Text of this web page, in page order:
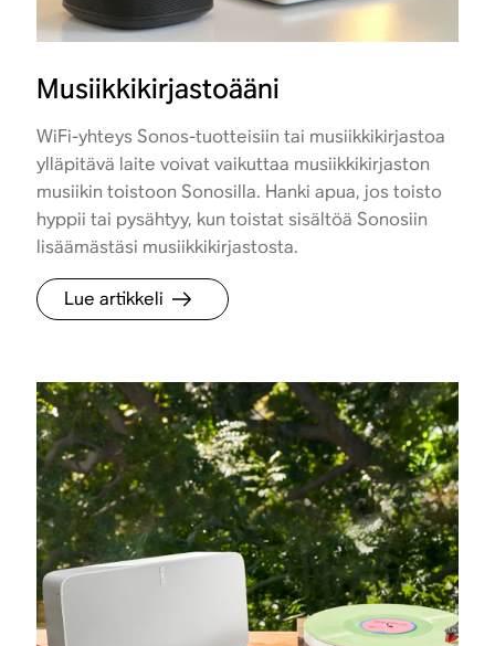
Musiikkikirjastoääni
WiFi-yhteys Sonos-tuotteisiin tai musiikkikirjastoa
ylläpitävä laite voivat vaikuttaa musiikkikirjaston
musiikin toistoon Sonosilla. Hanki apua, jos toisto
hyppii tai pysähtyy, kun toistat sisältöä Sonosiin
lisäämästäsi musiikkikirjastosta.
Lue artikkeli